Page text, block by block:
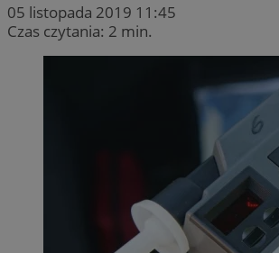
05 listopada 2019 11:45
Czas czytania: 2 min.